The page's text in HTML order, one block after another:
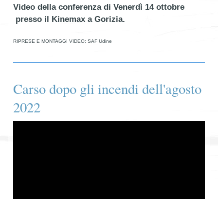
Video della conferenza di Venerdì 14 ottobre
presso il Kinemax a Gorizia.
RIPRESE E MONTAGGI VIDEO: SAF Udine
Carso dopo gli incendi dell'agosto
2022